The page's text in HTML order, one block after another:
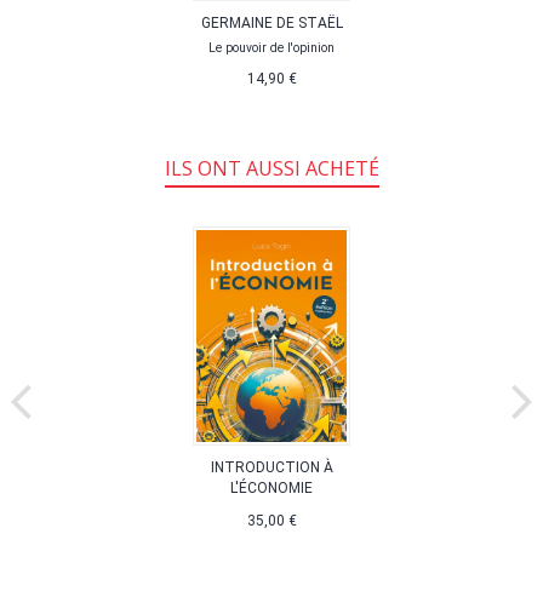
GERMAINE DE STAËL
Le pouvoir de l'opinion
14,90 €
ILS ONT AUSSI ACHETÉ
INTRODUCTION À
L'ÉCONOMIE
35,00 €